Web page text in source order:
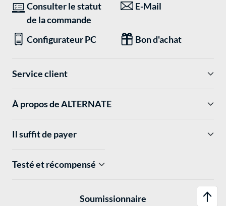
Consulter le statut
de la commande
E-Mail
Configurateur PC Bon d'achat
Service client
À propos de ALTERNATE
Il suffit de payer
Testé et récompensé
Soumissionnaire